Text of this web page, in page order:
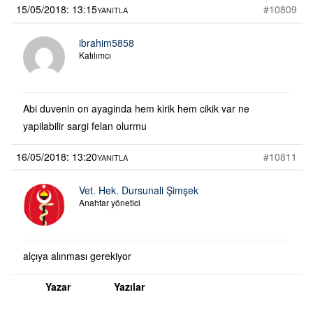
15/05/2018: 13:15
#10809
YANITLA
ibrahim5858
Katılımcı
Abi duvenin on ayaginda hem kirik hem cikik var ne
yapilabilir sargi felan olurmu
16/05/2018: 13:20 #10811
YANITLA
Vet. Hek. Dursunali Şimşek
Anahtar yönetici
alçıya alınması gerekiyor
Yazar Yazılar